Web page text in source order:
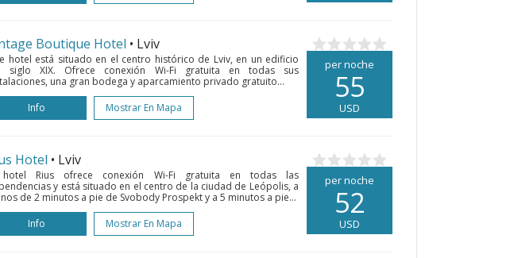
per noche
55
USD
Boutique Hotel • Lviv
hotel está situado en el centro histórico de Lviv, en un edificio
siglo XIX. Ofrece conexión Wi-Fi gratuita en todas sus
una gran bodega y aparcamiento privado gratuito...
Info
Mostrar En Mapa
per noche
52
USD
Hotel • Lviv
Rius ofrece conexión Wi-Fi gratuita en todas las
y está situado en el centro de la ciudad de Leópolis, a
de 2 minutos a pie de Svobody Prospekt y a 5 minutos a pie...
Info
Mostrar En Mapa